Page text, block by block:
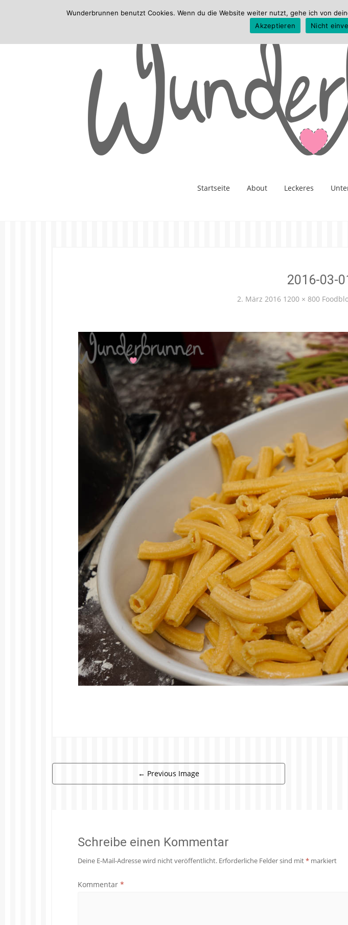
Startseite About Leckeres
2016-03-
2. März 2016 1200 × 800
← Previous Image
Schreibe einen Kommentar
Deine E-Mail-Adresse wird nicht veröffentlicht. Erforderliche Felder sind mit* markiert
Kommentar *
Wunderbrunnen benutzt Cookies. Wenn du die Website weiter nutzt, gehe ich von
Akzeptieren
Nicht